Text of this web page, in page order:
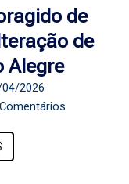
de
de
Alegre
2026